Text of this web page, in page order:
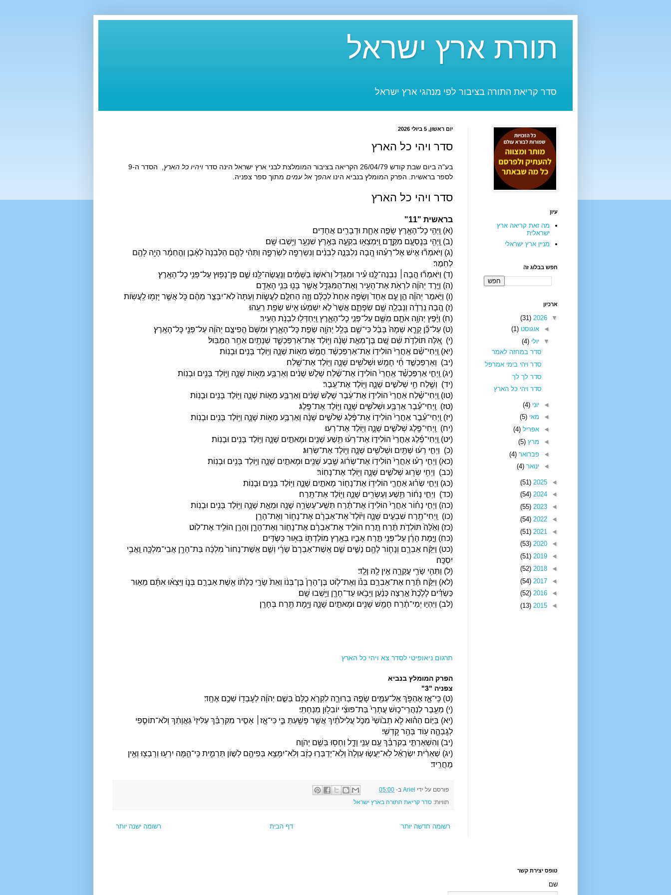
תורת ארץ ישראל
סדר קריאת התורה בציבור לפי מנהגי ארץ ישראל
יום ראשון, 5 ביולי 2026
סדר ויהי כל הארץ
בע"ה ביום שבת קודש 26/04/79 הקריאה בציבור המומלצת לבני ארץ ישראל הינה סדר ויהיו כל הארץ
, הסדר ה-9
לספר בראשית. הפרק המומלץ בנביא הינו אהפך אל עמים מתוך ספר צפניה.
סדר ויהי כל הארץ
בראשית "11"
(א) וַֽיְהִ֥י כׇל־הָאָ֖רֶץ שָׂפָ֣ה אֶחָ֑ת וּדְבָרִ֖ים אֲחָדִֽים׃
(ב) וַֽיְהִ֖י בְּנׇסְעָ֣ם מִקֶּ֑דֶם וַֽיִּמְצְא֥וּ בִקְעָ֛ה בְּאֶ֥רֶץ שִׁנְעָ֖ר וַיֵּ֥שְׁבוּ שָֽׁם׃
(ג) וַיֹּאמְר֞וּ אִ֣ישׁ אֶל־רֵעֵ֗הוּ הָ֚בָה נִלְבְּנָ֣ה לְבֵנִ֔ים וְנִשְׂרְפָ֖ה לִשְׂרֵפָ֑ה וַתְּהִ֨י לָהֶ֤ם הַלְּבֵנָה֙ לְאָ֔בֶן וְהַ֣חֵמָ֔ר הָיָ֥ה לָהֶ֖ם
לַחֹֽמֶר׃
(ד) וַיֹּאמְר֞וּ הָ֣בָה׀ נִבְנֶה־לָּ֣נוּ עִ֗יר וּמִגְדָּל֙ וְרֹאשׁ֣וֹ בַשָּׁמַ֔יִם וְנַֽעֲשֶׂה־לָּ֖נוּ שֵׁ֑ם פֶּן־נָפ֖וּץ עַל־פְּנֵ֥י כׇל־הָאָֽרֶץ׃
(ה) וַיֵּ֣רֶד יְהֹוָ֔ה לִרְאֹ֥ת אֶת־הָעִ֖יר וְאֶת־הַמִּגְדָּ֑ל אֲשֶׁ֥ר בָּנ֖וּ בְּנֵ֥י הָאָדָֽם׃
(ו) וַיֹּ֣אמֶר יְהֹוָ֗ה הֵ֣ן עַ֤ם אֶחָד֙ וְשָׂפָ֤ה אַחַת֙ לְכֻלָּ֔ם וְזֶ֖ה הַחִלָּ֣ם לַעֲשׂ֑וֹת וְעַתָּה֙ לֹֽא־יִבָּצֵ֣ר מֵהֶ֔ם כֹּ֛ל אֲשֶׁ֥ר יָזְמ֖וּ לַֽעֲשֽׂוֹת׃
(ז) הָ֚בָה נֵֽרְדָ֔ה וְנָבְלָ֥ה שָׁ֖ם שְׂפָתָ֑ם אֲשֶׁר֙ לֹ֣א יִשְׁמְע֔וּ אִ֖ישׁ שְׂפַ֥ת רֵעֵֽהוּ׃
(ח) וַיָּ֨פֶץ יְהֹוָ֥ה אֹתָ֛ם מִשָּׁ֖ם עַל־פְּנֵ֣י כׇל־הָאָ֑רֶץ וַֽיַּחְדְּל֖וּ לִבְנֹ֥ת הָעִֽיר׃
(ט) עַל־כֵּ֞ן קָרָ֤א שְׁמָהּ֙ בָּבֶ֔ל כִּי־שָׁ֛ם בָּלַ֥ל יְהֹוָ֖ה שְׂפַ֣ת כׇּל־הָאָ֑רֶץ וּמִשָּׁם֙ הֱפִיצָ֣ם יְהֹוָ֔ה עַל־פְּנֵ֖י כׇּל־הָאָֽרֶץ׃
(י) אֵ֚לֶּה תּוֹלְדֹ֣ת שֵׁ֔ם שֵׁ֚ם בֶּן־מְאַ֣ת שָׁנָ֔ה וַיּ֖וֹלֶד אֶת־אַרְפַּכְשָׁ֑ד שְׁנָתַ֖יִם אַחַ֥ר הַמַּבּֽוּל׃
(יא) וַֽיְחִי־שֵׁ֗ם אַֽחֲרֵי֙ הוֹלִיד֣וֹ אֶת־אַרְפַּכְשָׁ֔ד חֲמֵ֥שׁ מֵא֖וֹת שָׁנָ֑ה וַיּ֥וֹלֶד בָּנִ֖ים וּבָנֽוֹת׃
(יב) וְאַרְפַּכְשַׁ֣ד חַ֔י חָמֵ֥שׁ וּשְׁלֹשִׁ֖ים שָׁנָ֑ה וַיּ֖וֹלֶד אֶת־שָֽׁלַח׃
(יג) וַֽיְחִ֣י אַרְפַּכְשַׁ֗ד אַֽחֲרֵי֙ הוֹלִיד֣וֹ אֶת־שֶׁ֔לַח שָׁלֹ֣שׁ שָׁנִ֔ים וְאַרְבַּ֥ע מֵא֖וֹת שָׁנָ֑ה וַיּ֥וֹלֶד בָּנִ֖ים וּבָנֽוֹת׃
(יד) וְשֶׁ֥לַח חַ֖י שְׁלֹשִׁ֣ים שָׁנָ֑ה וַיּ֖וֹלֶד אֶת־עֵֽבֶר׃
(טו) וַֽיְחִי־שֶׁ֗לַח אַחֲרֵי֙ הוֹלִיד֣וֹ אֶת־עֵ֔בֶר שָׁלֹ֣שׁ שָׁנִ֔ים וְאַרְבַּ֥ע מֵא֖וֹת שָׁנָ֑ה וַיּ֥וֹלֶד בָּנִ֖ים וּבָנֽוֹת׃
(טז) וַֽיְחִי־עֵ֕בֶר אַרְבַּ֥ע וּשְׁלֹשִׁ֖ים שָׁנָ֑ה וַיּ֖וֹלֶד אֶת־פָּֽלֶג׃
(יז) וַֽיְחִי־עֵ֗בֶר אַחֲרֵי֙ הוֹלִיד֣וֹ אֶת־פֶּ֔לֶג שְׁלֹשִׁ֣ים שָׁנָ֔ה וְאַרְבַּ֥ע מֵא֖וֹת שָׁנָ֑ה וַיּ֥וֹלֶד בָּנִ֖ים וּבָנֽוֹת׃
(יח) וַֽיְחִי־פֶ֖לֶג שְׁלֹשִׁ֣ים שָׁנָ֑ה וַיּ֖וֹלֶד אֶת־רְעֽוּ׃
(יט) וַֽיְחִי־פֶ֗לֶג אַחֲרֵי֙ הוֹלִיד֣וֹ אֶת־רְע֔וּ תֵּ֥שַׁע שָׁנִ֖ים וּמָאתַ֣יִם שָׁנָ֑ה וַיּ֥וֹלֶד בָּנִ֖ים וּבָנֽוֹת׃
(כ) וַיְחִ֣י רְע֔וּ שְׁתַּ֥יִם וּשְׁלֹשִׁ֖ים שָׁנָ֑ה וַיּ֖וֹלֶד אֶת־שְׂרֽוּג׃
(כא) וַיְחִ֣י רְע֗וּ אַחֲרֵי֙ הוֹלִיד֣וֹ אֶת־שְׂר֔וּג שֶׁ֥בַע שָׁנִ֖ים וּמָאתַ֣יִם שָׁנָ֑ה וַיּ֥וֹלֶד בָּנִ֖ים וּבָנֽוֹת׃
(כב) וַיְחִ֥י שְׂר֖וּג שְׁלֹשִׁ֣ים שָׁנָ֑ה וַיּ֖וֹלֶד אֶת־נָחֽוֹר׃
(כג) וַיְחִ֣י שְׂר֗וּג אַחֲרֵ֛י הוֹלִיד֥וֹ אֶת־נָח֖וֹר מָאתַ֣יִם שָׁנָ֑ה וַיּ֥וֹלֶד בָּנִ֖ים וּבָנֽוֹת׃
(כד) וַיְחִ֣י נָח֔וֹר תֵּ֥שַׁע וְעֶשְׂרִ֖ים שָׁנָ֑ה וַיּ֖וֹלֶד אֶת־תָּֽרַח׃
(כה) וַיְחִ֣י נָח֗וֹר אַחֲרֵי֙ הוֹלִיד֣וֹ אֶת־תֶּ֔רַח תְּשַֽׁע־עֶשְׂרֵ֥ה שָׁנָ֖ה וּמְאַ֣ת שָׁנָ֑ה וַיּ֥וֹלֶד בָּנִ֖ים וּבָנֽוֹת׃
(כו) וַֽיְחִי־תֶ֖רַח שִׁבְעִ֣ים שָׁנָ֑ה וַיּ֙וֹלֶד֙ אֶת־אַבְרָ֔ם אֶת־נָח֖וֹר וְאֶת־הָרָֽן׃
(כז) וְאֵ֙לֶּה֙ תּוֹלְדֹ֣ת תֶּ֔רַח תֶּ֚רַח הוֹלִ֣יד אֶת־אַבְרָ֔ם אֶת־נָח֖וֹר וְאֶת־הָרָ֑ן וְהָרָ֖ן הוֹלִ֥יד אֶת־לֽוֹט׃
(כח) וַיָּ֣מׇת הָרָ֔ן עַל־פְּנֵ֖י תֶּ֣רַח אָבִ֑יו בְּאֶ֥רֶץ מוֹלַדְתּ֖וֹ בְּא֥וּר כַּשְׂדִּֽים׃
(כט) וַיִּקַּ֨ח אַבְרָ֧ם וְנָח֛וֹר לָהֶ֖ם נָשִׁ֑ים שֵׁ֤ם אֵֽשֶׁת־אַבְרָם֙ שָׂרָ֔י וְשֵׁ֤ם אֵֽשֶׁת־נָחוֹר֙ מִלְכָּ֔ה בַּת־הָרָ֥ן אֲבִֽי־מִלְכָּ֖ה וַֽאֲבִ֥י
יִסְכָּֽה׃
(ל) וַתְּהִ֥י שָׂרַ֖י עֲקָרָ֑ה אֵ֥ין לָ֖הּ וָלָֽד׃
(לא) וַיִּקַּ֨ח תֶּ֜רַח אֶת־אַבְרָ֣ם בְּנ֗וֹ וְאֶת־ל֤וֹט בֶּן־הָרָן֙ בֶּן־בְּנ֔וֹ וְאֵת֙ שָׂרַ֣י כַּלָּת֔וֹ אֵ֖שֶׁת אַבְרָ֣ם בְּנ֑וֹ וַיֵּצְא֨וּ אִתָּ֜ם מֵא֣וּר
כַּשְׂדִּ֗ים לָלֶ֙כֶת֙ אַ֣רְצָה כְּנַ֔עַן וַיָּבֹ֥אוּ עַד־חָרָ֖ן וַיֵּ֥שְׁבוּ שָֽׁם׃
(לב) וַיִּהְי֣וּ יְמֵי־תֶ֔רַח חָמֵ֥שׁ שָׁנִ֖ים וּמָאתַ֣יִם שָׁנָ֑ה וַיָּ֥מׇת תֶּ֖רַח בְּחָרָֽן׃
תרגום ניאופיטי לסדר צא ויהי כל הארץ
הפרק המומלץ בנביא
צפניה "3"
(ט) כִּֽי־אָ֛ז אֶהְפֹּ֥ךְ אֶל־עַמִּ֖ים שָׂפָ֣ה בְרוּרָ֑ה לִקְרֹ֤א כֻלָּם֙ בְּשֵׁ֣ם יְהֹוָ֔ה לְעׇבְד֖וֹ שְׁכֶ֥ם אֶחָֽד׃
(י) מֵעֵ֖בֶר לְנַהֲרֵי־כ֑וּשׁ עֲתָרַי֙ בַּת־פּוּצַ֔י יוֹבִל֖וּן מִנְחָתִֽי׃
(יא) בַּיּ֣וֹם הַה֗וּא לֹ֤א תֵב֙וֹשִׁי֙ מִכֹּ֣ל עֲלִילֹתַ֔יִךְ אֲשֶׁ֥ר פָּשַׁ֖עַתְּ בִּ֑י כִּי־אָ֣ז׀ אָסִ֣יר מִקִּרְבֵּ֗ךְ עַלִּיזֵי֙ גַּאֲוָתֵ֔ךְ וְלֹא־תוֹסִ֧פִי
לְגׇבְהָ֛ה ע֖וֹד בְּהַ֥ר קׇדְשִֽׁי׃
(יב) וְהִשְׁאַרְתִּ֣י בְקִרְבֵּ֔ךְ עַ֥ם עָנִ֖י וָדָ֑ל וְחָס֖וּ בְּשֵׁ֥ם יְהֹוָֽה׃
(יג) שְׁאֵרִ֨ית יִשְׂרָאֵ֜ל לֹֽא־יַעֲשׂ֤וּ עַוְלָה֙ וְלֹֽא־יְדַבְּר֣וּ כָזָ֔ב וְלֹֽא־יִמָּצֵ֥א בְּפִיהֶ֖ם לְשׁ֣וֹן תַּרְמִ֑ית כִּֽי־הֵ֛מָּה יִרְע֥וּ וְרָבְצ֖וּ וְאֵ֥ין
מַחֲרִֽיד׃
פורסם על ידי Ariel ב- 05:00
תוויות: סדר קריאת התורה בארץ ישראל
רשומה חדשה יותר רשומה ישנה יותר דף הבית
עיון
מה זאת קריאה ארץ
ישראלית
מניין ארץ ישראלי
חפש בבלוג זה
ארכיון
▼
2026
(31)
◄ אוגוסט (1)
▼ יולי (4)
סדר במחזה לאמר
סדר ויהי בימי אמרפל
סדר לך לך
סדר ויהי כל הארץ
◄ יוני (4)
◄ מאי (5)
◄ אפריל (4)
◄ מרץ (5)
◄ פברואר (4)
◄ ינואר (4)
◄
2025
(51)
◄
2024
(54)
◄
2023
(55)
◄
2022
(54)
◄
2021
(51)
◄
2020
(53)
◄
2019
(51)
◄
2018
(52)
◄
2017
(54)
◄
2016
(52)
◄
2015
(13)
טופס יצירת קשר
שם